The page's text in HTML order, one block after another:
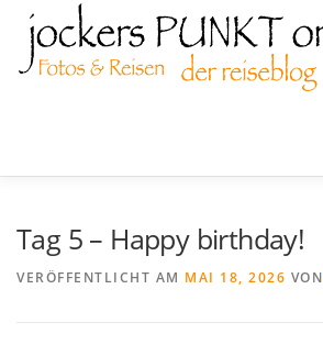
Inhalt
springen
Tag 5 – Happy birthday!
VERÖFFENTLICHT AM MAI 18, 2026 VON